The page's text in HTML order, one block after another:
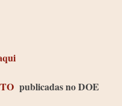
publicadas no DOE